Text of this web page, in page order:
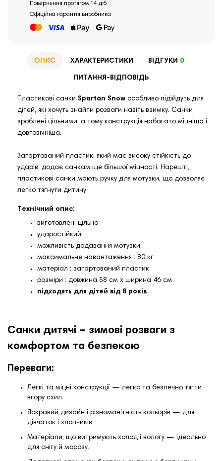
Повернення протягом 14 діб
Офіційна гарантія виробника
ОПИС ХАРАКТЕРИСТИКИ ВІДГУКИ 0
ПИТАННЯ-ВІДПОВІДЬ
Пластикові санки Spartan Snow особливо підійдуть для
дітей, які хочуть знайти розваги навіть взимку. Санки
зроблені цільними, а тому конструкція набагато міцніша і
довговічніша.
Загартований пластик, який має високу стійкість до
ударів, додає санкам ще більшої міцності. Нарешті,
пластикові санки мають ручку для мотузки, що дозволяє
легко тягнути дитину.
Технічний опис:
виготовлені цільно
ударостійкий
можливість додавання мотузки
максимальне навантаження : 80 кг
матеріал : загартований пластик
розміри : довжина 58 см х ширина 46 см
підходять для дітей від 8 років
Санки дитячі – зимові розваги з
комфортом та безпекою
Переваги:
Легкі та міцні конструкції — легко та безпечно тягти
вгору схил.
Яскравий дизайн і різноманітність кольорів — для
дівчаток і хлопчиків.
Матеріали, що витримують холод і вологу — ідеально
для снігу й морозу.